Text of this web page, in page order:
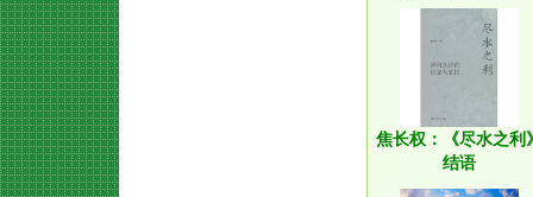
焦长权：《尽水之利
结语